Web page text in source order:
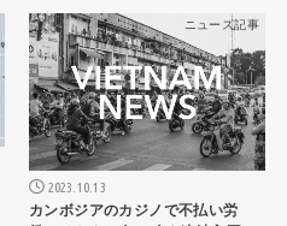
ニュース記事
2023.10.13
カンボジアのカジノで不払い労